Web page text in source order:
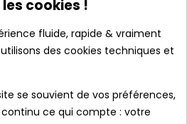
48h
dès 39 € (France
cookies !
fluide, rapide & vraiment
des cookies techniques et
se souvient de vos préférences,
ce qui compte : votre